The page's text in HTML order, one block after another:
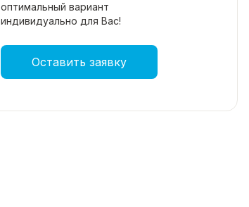
оптимальный вариант
индивидуально для Вас!
Оставить заявку